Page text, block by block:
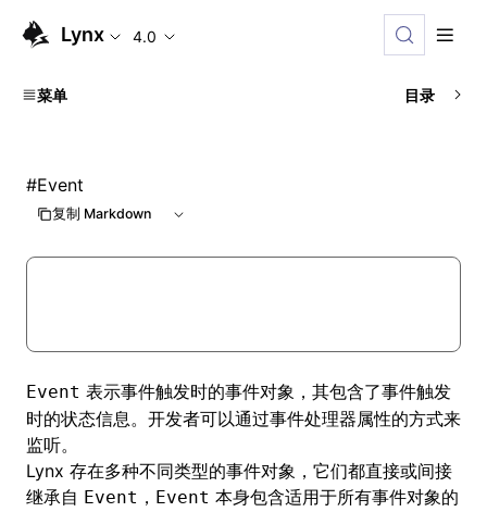
Lynx 4.0
菜单 目录
#Event
复制 Markdown
Event 表示事件触发时的事件对象，其包含了事件触发
时的状态信息。开发者可以通过事件处理器属性的方式来
监听。
Lynx 存在多种不同类型的事件对象，它们都直接或间接
继承自 Event ， Event 本身包含适用于所有事件对象的